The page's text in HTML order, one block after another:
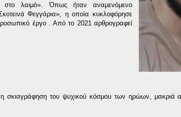
λαιμό». Όπως ήταν αναμενόμενο
Φεγγάρια», η οποία κυκλοφόρησε
έργο . Από το 2021 αρθρογραφεί
σκιαγράφηση του ψυχικού κόσμου των ηρώων, μακριά